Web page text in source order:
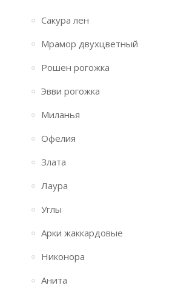
Сакура лен
Мрамор двухцветный
Рошен рогожка
Эвви рогожка
Миланья
Офелия
Злата
Лаура
Углы
Арки жаккардовые
Никонора
Анита